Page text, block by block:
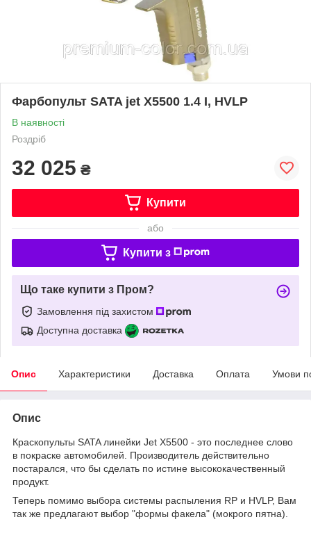
Фарбопульт SATA jet X5500 1.4 I, HVLP
В наявності
Роздріб
32 025 ₴
Купити
або
Купити з
Що таке купити з Пром?
Замовлення під захистом
Доступна доставка
Опис Характеристики Доставка Оплата Умови
Опис
Краскопульты SATA линейки Jet X5500 - это последнее слово
в покраске автомобилей. Производитель действительно
постарался, что бы сделать по истине высококачественный
продукт.
Теперь помимо выбора системы распыления RP и HVLP, Вам
так же предлагают выбор "формы факела" (мокрого пятна).